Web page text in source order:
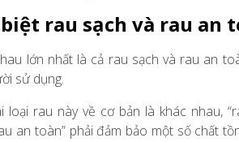
rau sạch và rau an
lớn nhất là cả rau sạch và rau an
sử dụng.
loại rau này về cơ bản là khác nhau,
an toàn” phải đảm bảo một số chất